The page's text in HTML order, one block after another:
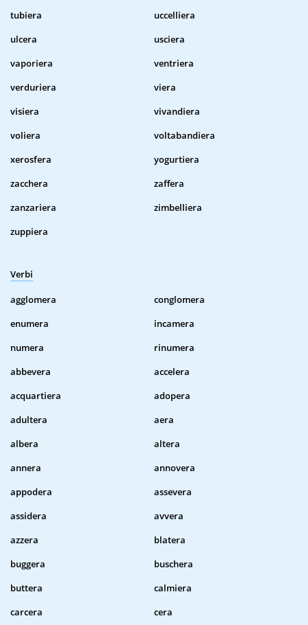
tubiera
uccelliera
ulcera
usciera
vaporiera
ventriera
verduriera
viera
visiera
vivandiera
voliera
voltabandiera
xerosfera
yogurtiera
zacchera
zaffera
zanzariera
zimbelliera
zuppiera
Verbi
agglomera
conglomera
enumera
incamera
numera
rinumera
abbevera
accelera
acquartiera
adopera
adultera
aera
albera
altera
annera
annovera
appodera
assevera
assidera
avvera
azzera
blatera
buggera
buschera
buttera
calmiera
carcera
cera